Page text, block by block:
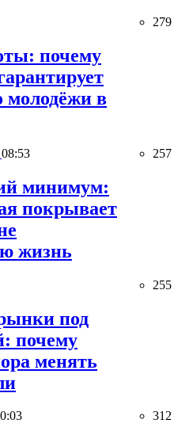
279
почему
молодёжи в
08:53 257
минимум:
покрывает
жизнь
255
под
почему
менять
312